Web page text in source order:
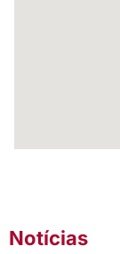
Notícias